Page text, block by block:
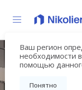
Ваш регион
необходимости
помощью
Понятно
«ВЕЕР»